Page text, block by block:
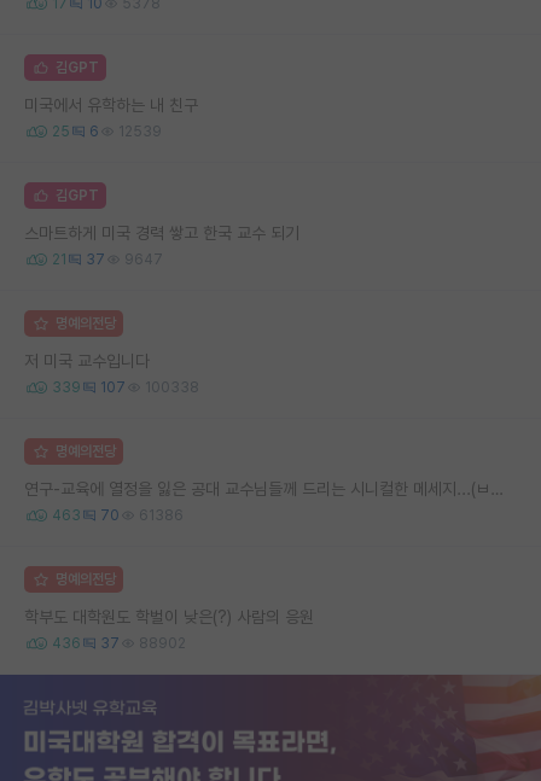
17 10 5378
김GPT
미국에서 유학하는 내 친구
25 6 12539
김GPT
스마트하게 미국 경력 쌓고 한국 교수 되기
21 37 9647
명예의전당
저 미국 교수입니다
339 107 100338
명예의전당
연구-교육에 열정을 잃은 공대 교수님들께 드리는 시니컬한 메세지...(ㅂㄷㅂㄷ)
463 70 61386
명예의전당
학부도 대학원도 학벌이 낮은(?) 사람의 응원
436 37 88902